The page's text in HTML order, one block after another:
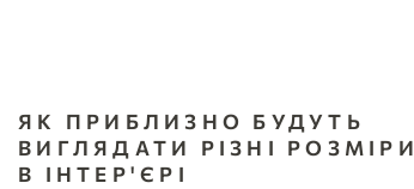
ЯК ПРИБЛИЗНО БУДУТЬ
ВИГЛЯДАТИ РІЗНІ РОЗМІРИ
В ІНТЕР'ЄРІ